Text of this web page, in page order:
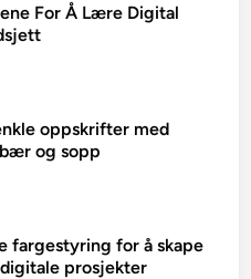
For Å Lære Digital
oppskrifter med
og sopp
fargestyring for å skape
prosjekter